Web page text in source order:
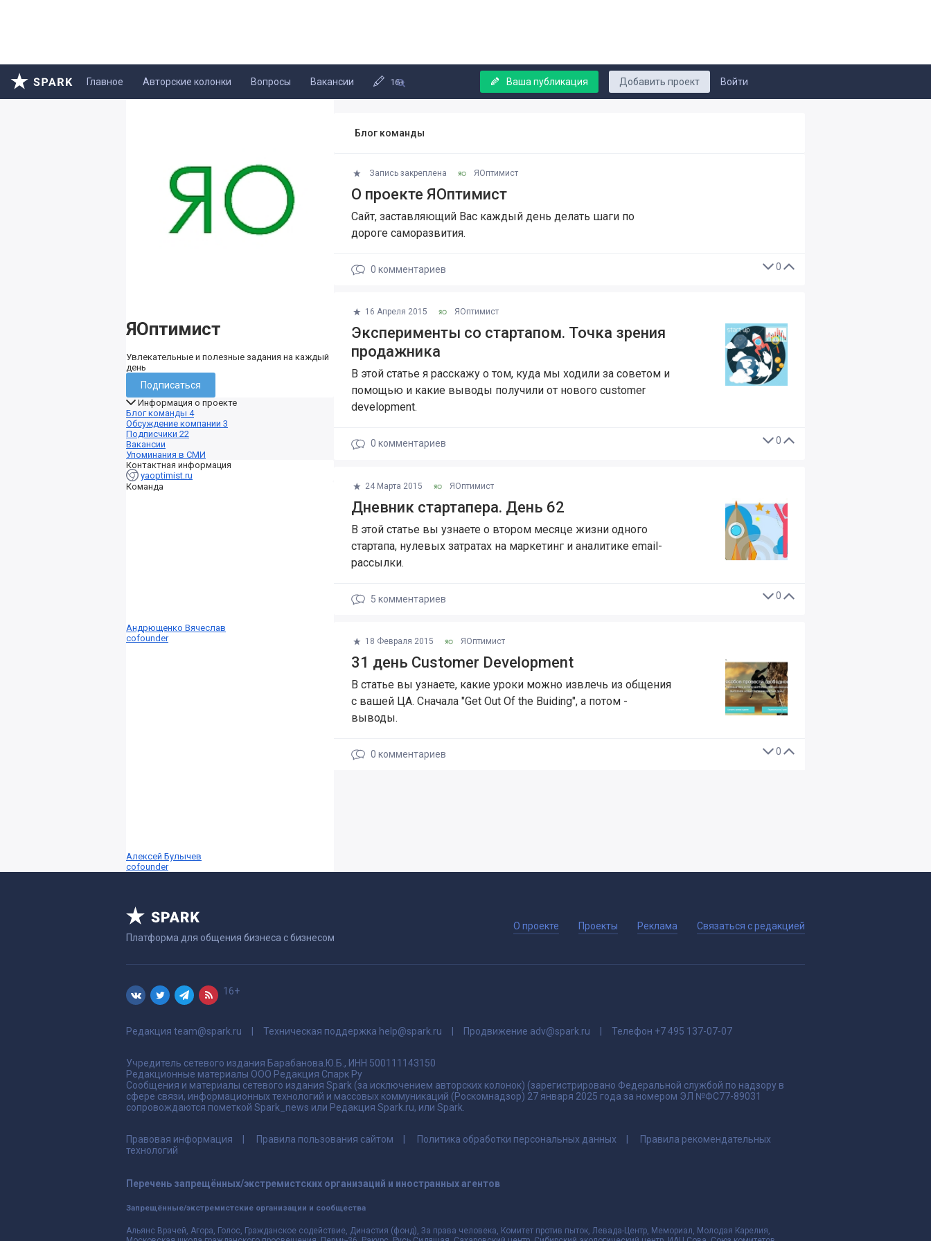
Войти
Добавить проект
Главное Авторские колонки Вопросы Вакансии Ваша публикация
16+
ЯОптимист
Увлекательные и полезные задания на каждый
день
Подписаться
Информация о проекте
Блог команды 4
Обсуждение компании 3
Подписчики 22
Вакансии
Упоминания в СМИ
Контактная информация
yaoptimist.ru
Команда
Андрющенко Вячеслав
cofounder
Алексей Булычев
cofounder
Блог команды
Запись закреплена ЯОптимист
О проекте ЯОптимист
Сайт, заставляющий Вас каждый день делать шаги по
дороге саморазвития.
0
0 комментариев
16 Апреля 2015 ЯОптимист
Эксперименты со стартапом. Точка зрения
продажника
В этой статье я расскажу о том, куда мы ходили за советом и
помощью и какие выводы получили от нового customer
development.
0
0 комментариев
24 Марта 2015 ЯОптимист
Дневник стартапера. День 62
В этой статье вы узнаете о втором месяце жизни одного
стартапа, нулевых затратах на маркетинг и аналитике email-
рассылки.
0
5 комментариев
18 Февраля 2015 ЯОптимист
31 день Customer Development
В статье вы узнаете, какие уроки можно извлечь из общения
с вашей ЦА. Сначала "Get Out Of the Buiding", а потом -
выводы.
0
0 комментариев
Платформа для общения бизнеса с бизнесом
О проекте Проекты Реклама Связаться с редакцией
16+
Редакция team@spark.ru Техническая поддержка help@spark.ru Продвижение adv@spark.ru Телефон +7 495 137-07-07
Учредитель сетевого издания Барабанова.Ю.Б., ИНН 500111143150
Редакционные материалы ООО Редакция Спарк Ру
Сообщения и материалы сетевого издания Spark (за исключением авторских колонок) (зарегистрировано Федеральной службой по надзору в
сфере связи, информационных технологий и массовых коммуникаций (Роскомнадзор) 27 января 2025 года за номером ЭЛ №ФС77-89031
сопровождаются пометкой Spark_news или Редакция Spark.ru, или Spark.
Правовая информация Правила пользования сайтом Политика обработки персональных данных
Правила рекомендательных
технологий
Перечень запрещённых/экстремистских организаций и иностранных агентов
Запрещённые/экстремистские организации и сообщества
Альянс Врачей, Агора, Голос, Гражданское содействие, Династия (фонд), За права человека, Комитет против пыток, Левада-Центр, Мемориал, Молодая Карелия,